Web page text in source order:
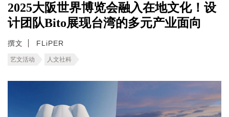
2025大阪世界博览会融入在地文化！设
计团队Bito展现台湾的多元产业面向
撰文 FLiPER
艺文活动 人文社科